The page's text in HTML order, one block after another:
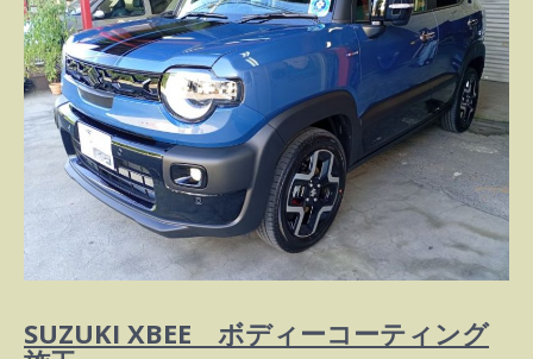
SUZUKI XBEE ボディーコーティング